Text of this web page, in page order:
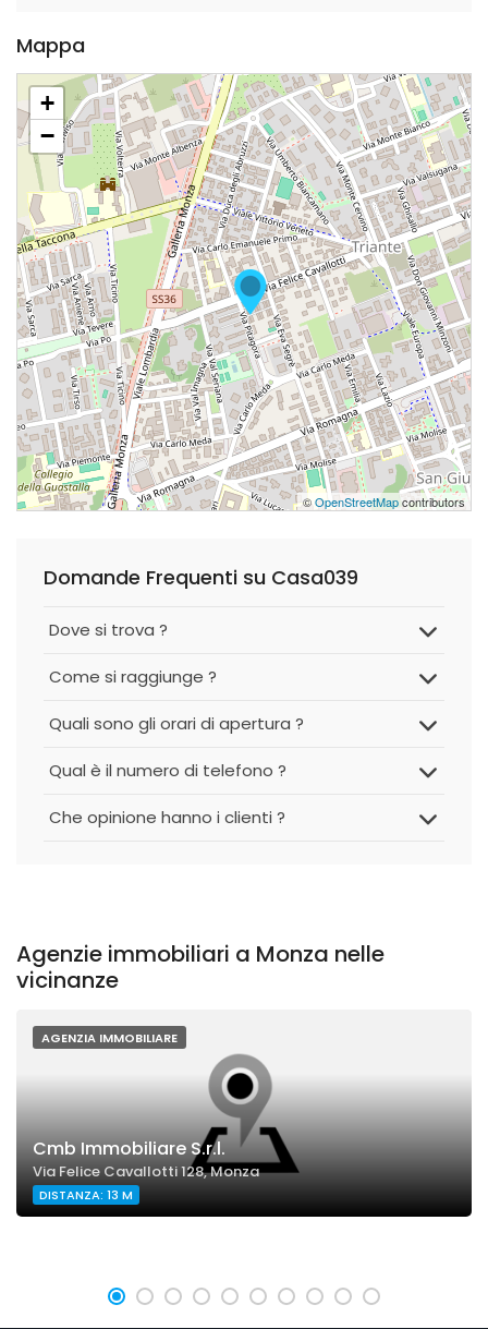
Mappa
+
−
©OpenStreetMapcontributors
Domande Frequenti su Casa039
Dove si trova ?
Come si raggiunge ?
Quali sono gli orari di apertura ?
Qual è il numero di telefono ?
Che opinione hanno i clienti ?
Agenzie immobiliari a Monza nelle
vicinanze
AGENZIA IMMOBILIARE
Cmb Immobiliare S.r.l.
Via Felice Cavallotti 128, Monza
DISTANZA: 13 M